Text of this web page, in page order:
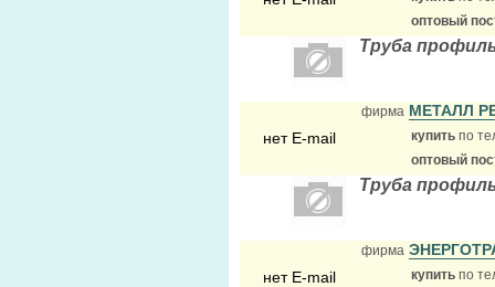
оптовый
Труба
нет E-mail
фирма МЕТАЛЛ
купить по
оптовый
Труба
нет E-mail
фирма
купить по